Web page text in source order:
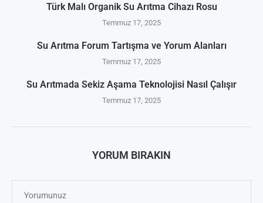
Türk Malı Organik Su Arıtma Cihazı Rosu
Temmuz 17, 2025
Su Arıtma Forum Tartışma ve Yorum Alanları
Temmuz 17, 2025
Su Arıtmada Sekiz Aşama Teknolojisi Nasıl Çalışır
Temmuz 17, 2025
YORUM BIRAKIN